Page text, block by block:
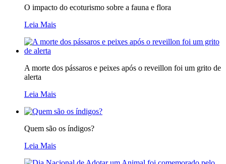
O impacto do ecoturismo sobre a fauna e flora
Leia Mais
A morte dos pássaros e peixes após o reveillon foi um grito de
alerta
Leia Mais
Quem são os índigos?
Leia Mais